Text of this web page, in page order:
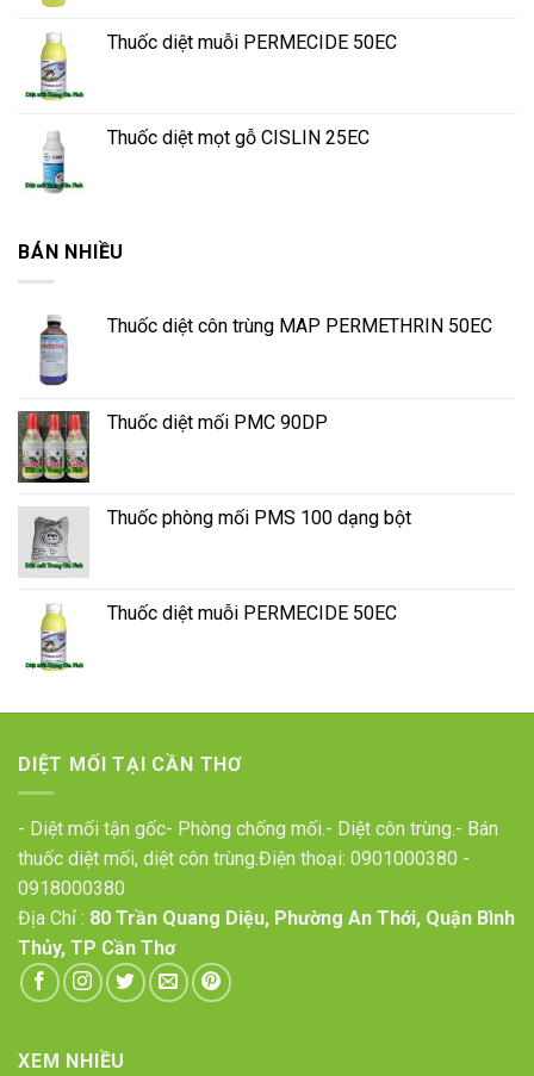
Thuốc diệt muỗi PERMECIDE 50EC
Thuốc diệt mọt gỗ CISLIN 25EC
BÁN NHIỀU
Thuốc diệt côn trùng MAP PERMETHRIN 50EC
Thuốc diệt mối PMC 90DP
Thuốc phòng mối PMS 100 dạng bột
Thuốc diệt muỗi PERMECIDE 50EC
DIỆT MỐI TẠI CẦN THƠ
- Diệt mối tận gốc- Phòng chống mối.- Diệt côn trùng.- Bán
thuốc diệt mối, diệt côn trùng.Điện thoại: 0901000380 -
0918000380
Địa Chỉ : 80 Trần Quang Diệu, Phường An Thới, Quận Bình
Thủy, TP Cần Thơ
XEM NHIỀU